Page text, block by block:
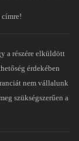
címre!
a részére elküldött
érdekében
nem vállalunk
szükségszerűen a